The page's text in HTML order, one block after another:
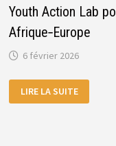
Youth Action Lab
Afrique‑Europe
6 février 2026
À
CANDIDATURES
LIRE LA SUITE